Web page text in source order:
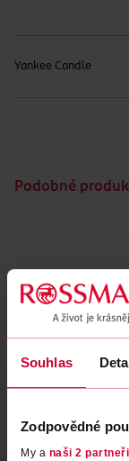
Souhlas
Zodpovědné
My a naši 2 partneři
Yankee Candle
Podobné
Obsah se nám